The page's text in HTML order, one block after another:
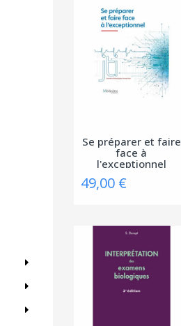
Se préparer et faire
face à
l'exceptionnel
49,00 €